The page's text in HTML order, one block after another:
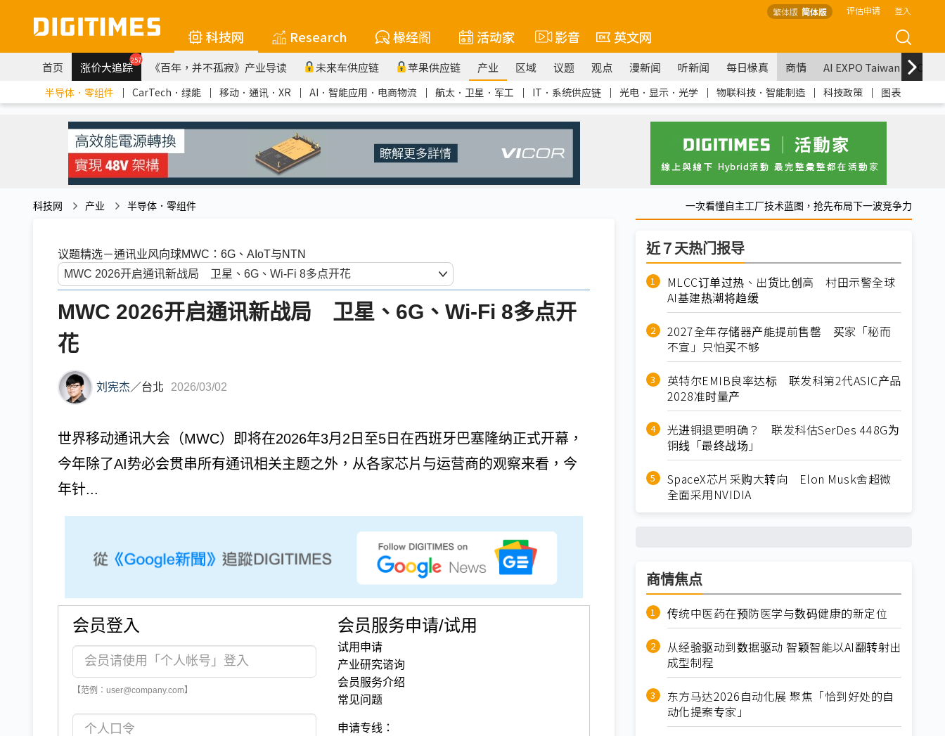
繁体版 简体版 评估申请 登入
科技网 Research 椽经阁 活动家 影音 英文网
首页 涨价大追踪257 《百年，并不孤寂》产业导读 未来车供应链 苹果供应链 产业 区域 议题 观点 漫新闻 听新闻 每日椽真 商情 AI EXPO Taiwan
半导体．零组件 ｜ CarTech．绿能 ｜ 移动．通讯．XR ｜ AI．智能应用．电商物流 ｜ 航太．卫星．军工 ｜ IT．系统供应链 ｜ 光电．显示．光学 ｜ 物联科技．智能制造 ｜ 科技政策 ｜ 图表
科技网 产业 半导体．零组件 一次看懂自主工厂技术蓝图，抢先布局下一波竞争力
议题精选－通讯业风向球MWC：6G、AIoT与NTN
MWC 2026开启通讯新战局 卫星、6G、Wi-Fi 8多点开
花
刘宪杰 ／台北 2026/03/02
世界移动通讯大会（MWC）即将在2026年3月2日至5日在西班牙巴塞隆纳正式开幕，
今年除了AI势必会贯串所有通讯相关主题之外，从各家芯片与运营商的观察来看，今
年针...
会员登入
【范例：user@company.com】
会员服务申请/试用
试用申请
产业研究谘询
会员服务介绍
常见问题
申请专线：
近７天热门报导
MLCC订单过热、出货比创高 村田示警全球
AI基建热潮将趋缓
2027全年存储器产能提前售罄 买家「秘而
不宣」只怕买不够
英特尔EMIB良率达标 联发科第2代ASIC产品
2028准时量产
光进铜退更明确？ 联发科估SerDes 448G为
铜线「最终战场」
SpaceX芯片采购大转向 Elon Musk舍超微
全面采用NVIDIA
商情焦点
传统中医药在预防医学与数码健康的新定位
从经验驱动到数据驱动 智颖智能以AI翻转射出
成型制程
东方马达2026自动化展 聚焦「恰到好处的自
动化提案专家」